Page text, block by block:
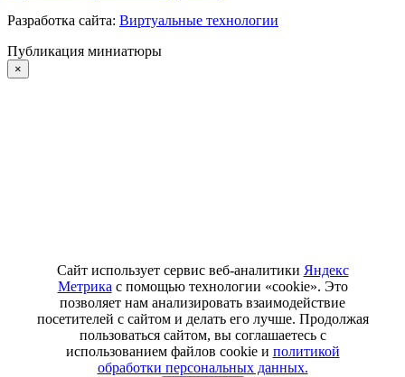
Разработка сайта: Виртуальные технологии
Публикация миниатюры
×
Сайт использует сервис веб-аналитики Яндекс
Метрика с помощью технологии «cookie». Это
позволяет нам анализировать взаимодействие
посетителей с сайтом и делать его лучше. Продолжая
пользоваться сайтом, вы соглашаетесь с
использованием файлов cookie и политикой
обработки персональных данных.